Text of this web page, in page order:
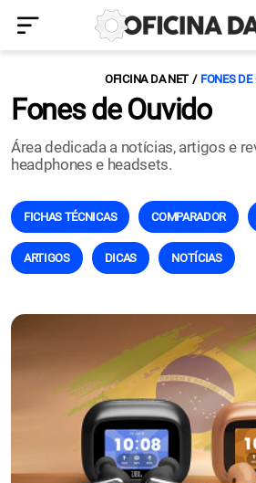
OFICINA DA NET FONES
Fones de Ouvido
Área dedicada a notícias, artigos e
headphones e headsets.
FICHAS TÉCNICAS COMPARADOR
ARTIGOS DICAS NOTÍCIAS